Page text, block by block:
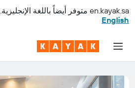
en.kayak.sa متوفر أيضاً باللغة الإنجليزية.
English